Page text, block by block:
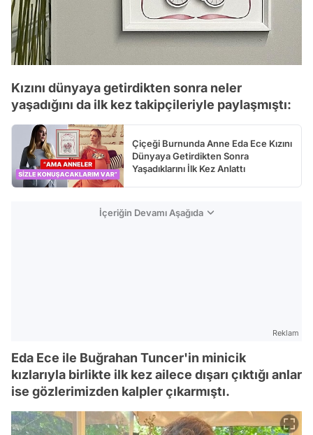
Kızını dünyaya getirdikten sonra neler
yaşadığını da ilk kez takipçileriyle paylaşmıştı:
Çiçeği Burnunda Anne Eda Ece Kızını
Dünyaya Getirdikten Sonra
Yaşadıklarını İlk Kez Anlattı
İçeriğin Devamı Aşağıda
Reklam
Eda Ece ile Buğrahan Tuncer'in minicik
kızlarıyla birlikte ilk kez ailece dışarı çıktığı anlar
ise gözlerimizden kalpler çıkarmıştı.